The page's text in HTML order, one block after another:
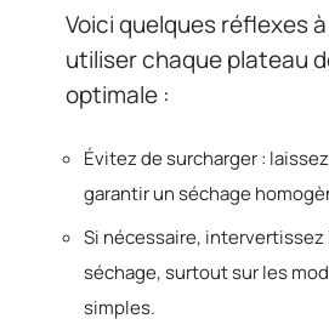
Voici quelques réflexes
utiliser chaque plateau
optimale :
Évitez de surcharger :
garantir un séchage
Si nécessaire, intervertissez
séchage, surtout sur les
simples.